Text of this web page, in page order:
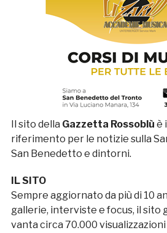
Il sito della Gazzetta Rossoblù è
riferimento per le notizie sulla
San Benedetto e dintorni.
IL SITO
Sempre aggiornato da più di 10
gallerie, interviste e focus, il sito
vanta circa 70.000